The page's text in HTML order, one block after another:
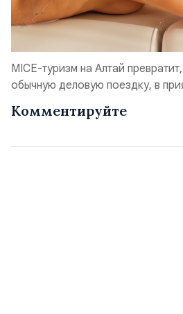
MICE-туризм на Алтай
обычную деловую поездку, в
Комментируйте